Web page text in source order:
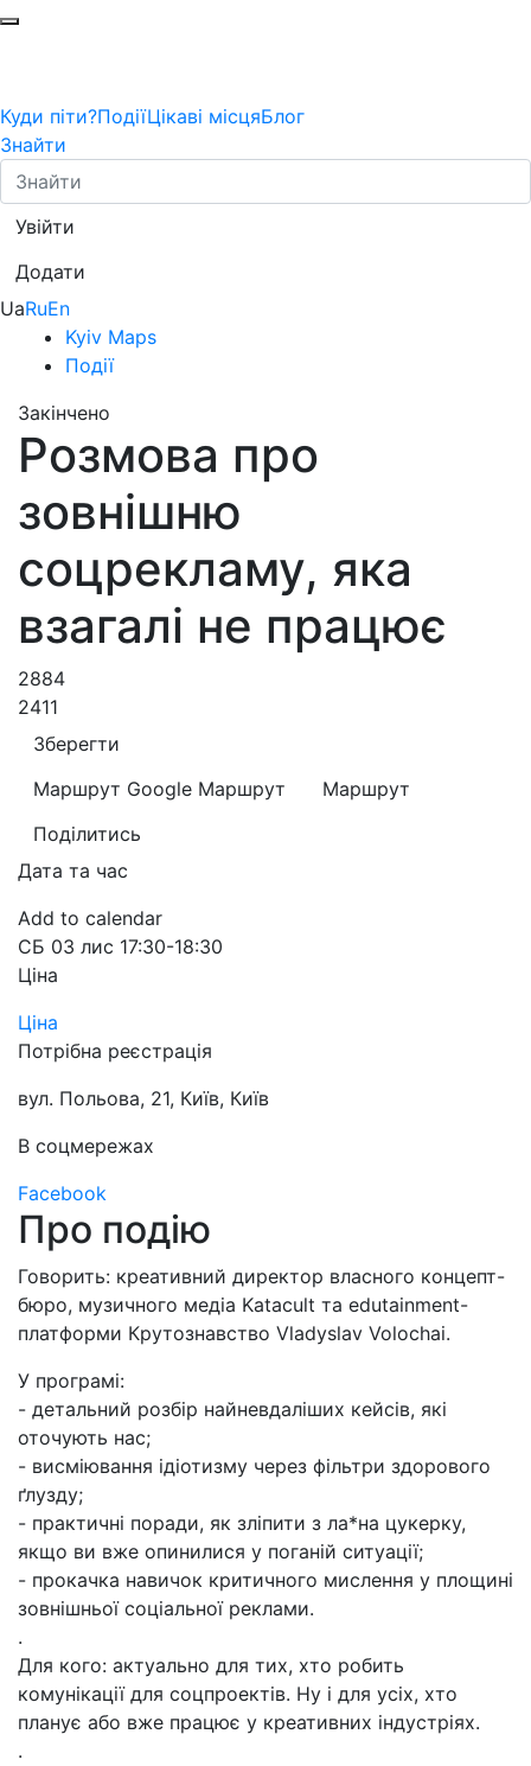
Куди піти?ПодіїЦікаві місцяБлог
Знайти
Увійти
Додати
UaRuEn
Kyiv Maps
Події
Закінчено
Розмова про
зовнішню
соцрекламу, яка
взагалі не працює
2884
2411
Зберегти
Маршрут Google Маршрут
Маршрут
Поділитись
Дата та час
Add to calendar
СБ 03 лис 17:30-18:30
Ціна
Ціна
Потрібна реєстрація
вул. Польова, 21, Київ, Київ
В соцмережах
Facebook
Про подію
Говорить: креативний директор власного концепт-
бюро, музичного медіа Katacult та edutainment-
платформи Крутознавство Vladyslav Volochai.
У програмі:
- детальний розбір найневдаліших кейсів, які
оточують нас;
- висміювання ідіотизму через фільтри здорового
ґлузду;
- практичні поради, як зліпити з ла*на цукерку,
якщо ви вже опинилися у поганій ситуації;
- прокачка навичок критичного мислення у площині
зовнішньої соціальної реклами.
.
Для кого: актуально для тих, хто робить
комунікації для соцпроектів. Ну і для усіх, хто
планує або вже працює у креативних індустріях.
.